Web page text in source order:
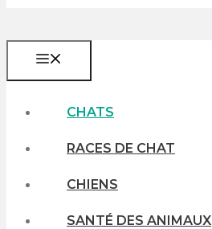
CHATS
RACES DE CHAT
CHIENS
SANTÉ DES ANIMAUX